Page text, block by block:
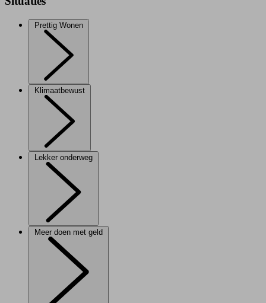
Prettig Wonen
Klimaatbewust
Lekker onderweg
Meer doen met geld